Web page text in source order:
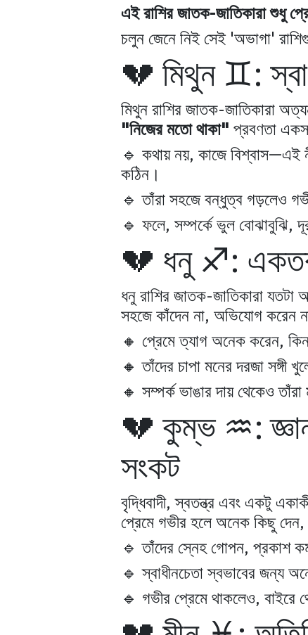
এই রাশির জাতক-জাতিকারা শুধু
চলুন জেনে নিই সেই 'অভাগা'
💔 মিথুন ♊:
মিথুন রাশির জাতক-জাতিকারা
"নিজের মতো থাকা" প্রবণতা
🔹 কথায় নয়, কাজে বিশ্বাস—এই
কঠিন।
🔹 তাঁরা সহজে বন্ধুত্ব গড়লেও
🔹 ফলে, সম্পর্কে ভুল বোঝাবুঝি,
💔 ধনু ♐:
ধনু রাশির জাতক-জাতিকারা যতটা
সহজে কাঁদেন না, অভিযোগ করেন
🔸 প্রেমে ত্যাগ অনেক করেন,
🔸 তাঁদের চাপা মনের দরজা সঙ্গী
🔸 সম্পর্ক ভাঙার দায় থেকেও
💔 কুম্ভ ♒:
সংকট
বৃদ্ধিবাদী, স্বতন্ত্র এবং একটু
প্রেমে গভীর হলে অনেক কিছু দেন,
🔹 তাঁদের স্নেহ গোপন, প্রকাশ
🔹 স্বাধীনচেতা স্বভাবের জন্য
🔹 গভীর প্রেমে থাকলেও, বাইরে